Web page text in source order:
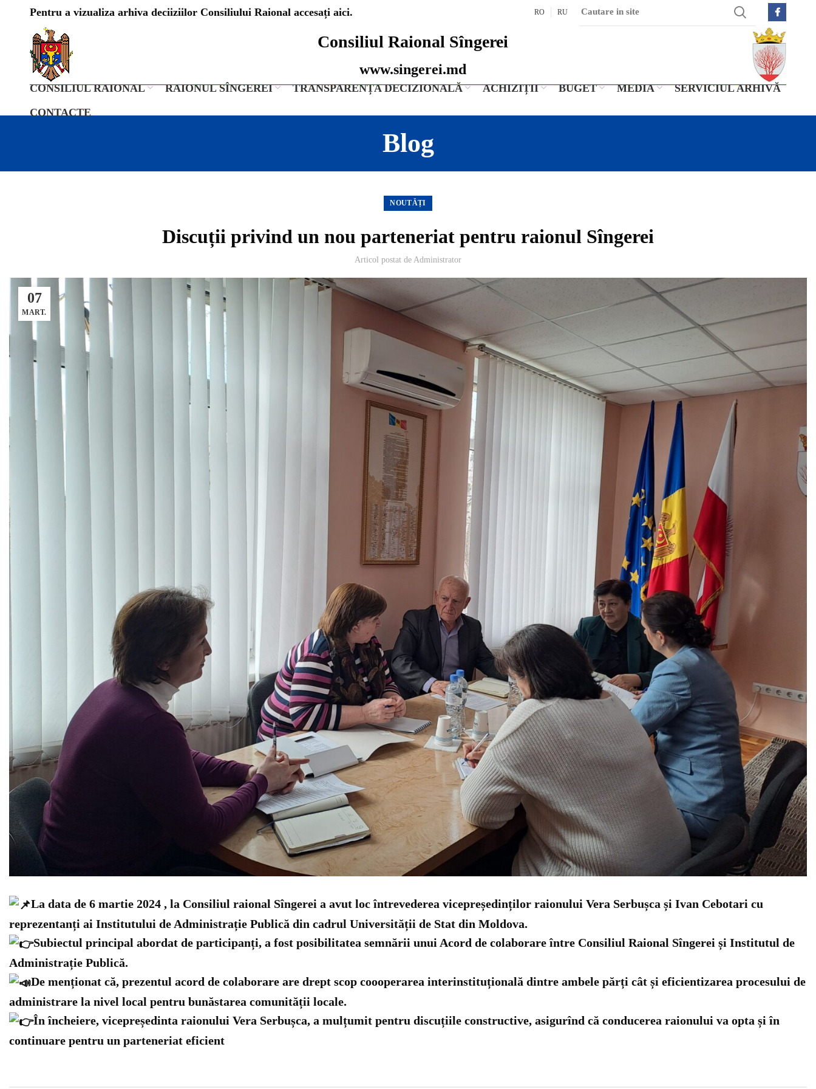
Pentru a vizualiza arhiva deciiziilor Consiliului Raional accesați aici. RO RU
Consiliul Raional Sîngerei
www.singerei.md
CONSILIUL RAIONAL RAIONUL SÎNGEREI TRANSPARENȚA DECIZIONALĂ ACHIZIȚII BUGET MEDIA
SERVICIUL ARHIVĂ
CONTACTE
Blog
NOUTĂȚI
Discuții privind un nou parteneriat pentru raionul Sîngerei
Articol postat de Administrator
07
MART.
La data de 6 martie 2024 , la Consiliul raional Sîngerei a avut loc întrevederea vicepreședinților raionului Vera Serbușca și Ivan Cebotari cu
reprezentanți ai Institutului de Administrație Publică din cadrul Universității de Stat din Moldova.
Subiectul principal abordat de participanți, a fost posibilitatea semnării unui Acord de colaborare între Consiliul Raional Sîngerei și Institutul de
Administrație Publică.
De menționat că, prezentul acord de colaborare are drept scop coooperarea interinstituțională dintre ambele părți cât și eficientizarea procesului de
administrare la nivel local pentru bunăstarea comunității locale.
În încheiere, vicepreședinta raionului Vera Serbușca, a mulțumit pentru discuțiile constructive, asigurînd că conducerea raionului va opta și în
continuare pentru un parteneriat eficient